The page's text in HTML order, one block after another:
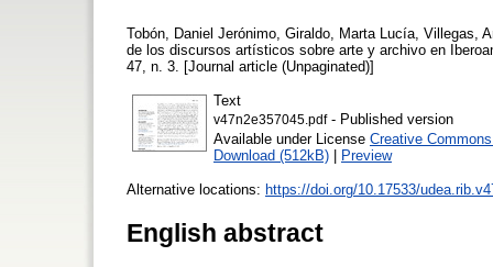
Tobón, Daniel Jerónimo Giraldo, Marta Lucía Villegas,
de los discursos artísticos sobre arte y archivo en
47, n. 3. [Journal article (Unpaginated)]
Text
v47n2e357045.pdf- Published version
Available under License Creative
Download (512kB) | Preview
Alternative locations: https://doi.org/10.17533/
English abstract